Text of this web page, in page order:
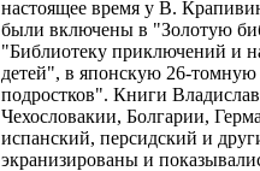
настоящее время у В.
были включены в "Золотую
"Библиотеку приключений и
детей", в японскую 26-
подростков". Книги
Чехословакии, Болгарии,
испанский, персидский и
экранизированы и